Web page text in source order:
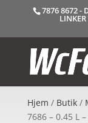
7876 8672 -
Hjem / Butik/
7686 – 0.45 L